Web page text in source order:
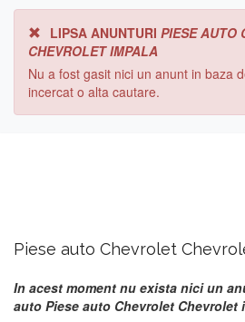
LIPSA ANUNTURI PIESE AUTO
CHEVROLET IMPALA
Nu a fost gasit nici un anunt in baza
incercat o alta cautare.
Piese auto Chevrolet
In acest moment nu exista nici un
auto Piese auto Chevrolet Chevrolet